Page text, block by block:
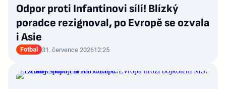
Odpor proti Infantinovi sílí! Blízký
poradce rezignoval, po Evropě se ozvala
i Asie
Fotbal 31. července 202612:25